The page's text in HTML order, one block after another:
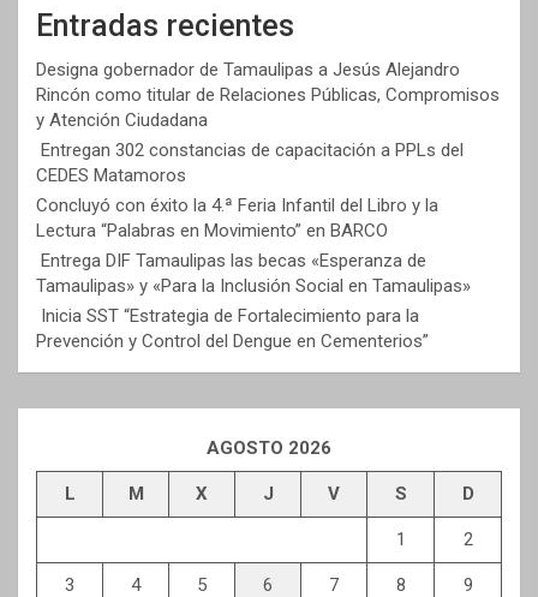
Entradas recientes
Designa gobernador de Tamaulipas a Jesús Alejandro
Rincón como titular de Relaciones Públicas, Compromisos
y Atención Ciudadana
Entregan 302 constancias de capacitación a PPLs del
CEDES Matamoros
Concluyó con éxito la 4.ª Feria Infantil del Libro y la
Lectura “Palabras en Movimiento” en BARCO
Entrega DIF Tamaulipas las becas «Esperanza de
Tamaulipas» y «Para la Inclusión Social en Tamaulipas»
Inicia SST “Estrategia de Fortalecimiento para la
Prevención y Control del Dengue en Cementerios”
AGOSTO 2026
L M X J V S D
1 2
3 4 5 6 7 8 9